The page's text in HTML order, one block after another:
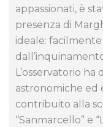
appassionati, è
presenza di
ideale:
L’osservatorio
astronomiche ed
contribuito alla
“Sanmarcello” e